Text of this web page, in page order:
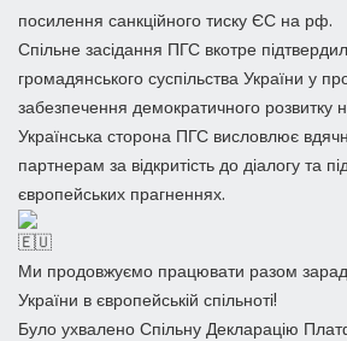
посилення санкційного тиску ЄС на рф.
Спільне засідання ПГС вкотре
громадянського суспільства України у
забезпечення демократичного розвитку
Українська сторона ПГС висловлює
партнерам за відкритість до діалогу та
європейських прагненнях.
Ми продовжуємо працювати разом
України в європейській спільноті!
Було ухвалено Спільну Декларацію